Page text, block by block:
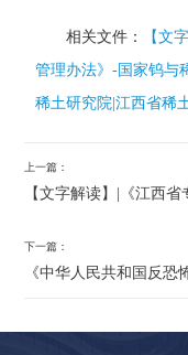
相关文件：
【文
管理办法》-国家钨与
稀土研究院|江西省稀
上一篇：
【文字解读】|《江西
下一篇：
《中华人民共和国反恐